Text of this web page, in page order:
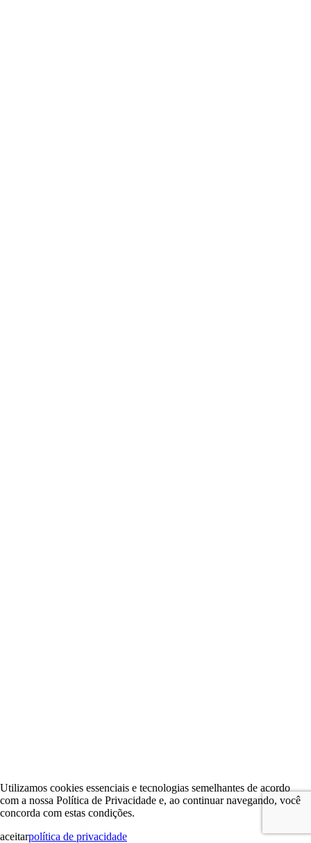
Utilizamos cookies essenciais e tecnologias semelhantes de acordo
com a nossa Política de Privacidade e, ao continuar navegando, você
concorda com estas condições.
aceitarpolítica de privacidade